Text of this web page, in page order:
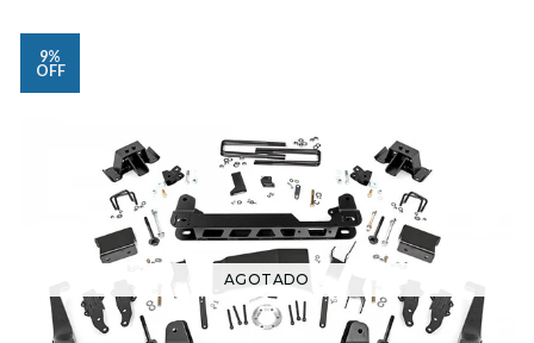
9%
OFF
AGOTADO